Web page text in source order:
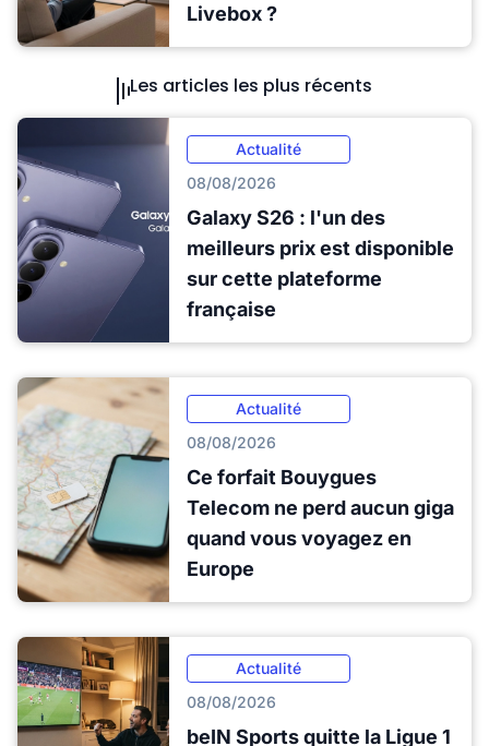
Livebox ?
Les articles les plus récents
Actualité
08/08/2026
Galaxy S26 : l'un des
meilleurs prix est disponible
sur cette plateforme
française
Actualité
08/08/2026
Ce forfait Bouygues
Telecom ne perd aucun giga
quand vous voyagez en
Europe
Actualité
08/08/2026
beIN Sports quitte la Ligue 1